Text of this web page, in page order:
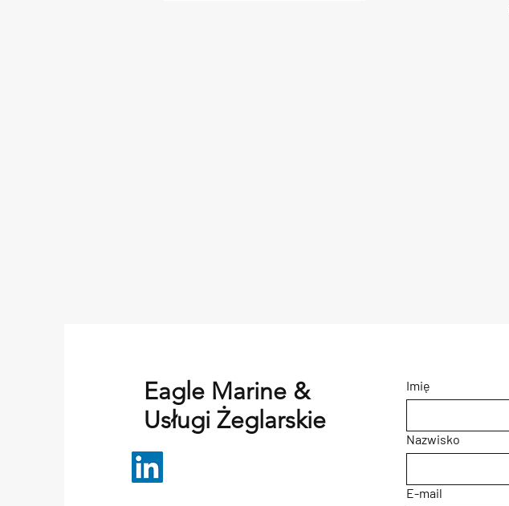
Eagle Marine &
Usługi Żeglarskie
Imię
Nazwisko
E-mail